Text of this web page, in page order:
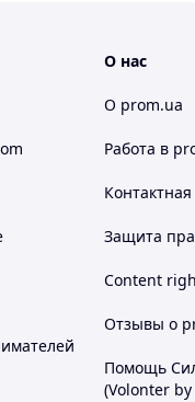
О нас
О prom.ua
Работа в
Защита
Content
Отзывы о
Помощь
(Volonter by